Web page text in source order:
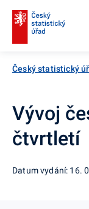
Český statistický
Vývoj
čtvrtletí
Datum vydání: 16.